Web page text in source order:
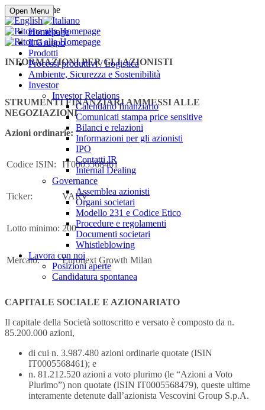
Open Menu
Homepage
Il Gruppo
Prodotti
Processi produttivi / Logistica
Ambiente, Sicurezza e Sostenibilità
Investor
Investor Relations
Calendario finanziario
Comunicati stampa price sensitive
Bilanci e relazioni
Informazioni per gli azionisti
IPO
Contatti IR
Internal Dealing
Governance
Assemblea azionisti
Organi societari
Modello 231 e Codice Etico
Procedure e regolamenti
Documenti societari
Whistleblowing
Lavora con noi
Posizioni aperte
Candidatura spontanea
Compra online
INFORMAZIONI PER GLI AZIONISTI
STRUMENTI FINANZIARI AMMESSI ALLE
NEGOZIAZIONI
Azioni ordinarie:
Codice ISIN: IT0005568461
Ticker: VARV
Lotto minimo: 200
Mercato: Euronext Growth Milan
CAPITALE SOCIALE E AZIONARIATO
Il capitale della Società sottoscritto e versato è composto da n.
85.200.000 azioni,
di cui n. 3.987.480 azioni ordinarie quotate (ISIN
IT0005568461); e
n. 81.212.520 azioni a voto plurimo (le “Azioni a Voto
Plurimo”) non quotate (ISIN IT0005568479), queste ultime
interamente detenute dall’azionista Vescovini Group S.p.A.